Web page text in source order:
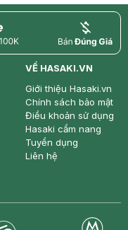
price
VỀ HASAKI.VN
Giới thiệu Hasaki.vn
Chính sách bảo mật
Điều khoản sử dụng
Hasaki cẩm nang
Tuyển dụng
Liên hệ